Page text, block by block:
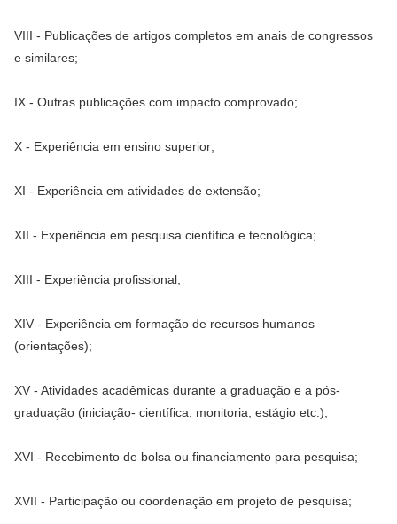
VIII - Publicações de artigos completos em anais de congressos
e similares;
IX - Outras publicações com impacto comprovado;
X - Experiência em ensino superior;
XI - Experiência em atividades de extensão;
XII - Experiência em pesquisa científica e tecnológica;
XIII - Experiência profissional;
XIV - Experiência em formação de recursos humanos
(orientações);
XV - Atividades acadêmicas durante a graduação e a pós-
graduação (iniciação- científica, monitoria, estágio etc.);
XVI - Recebimento de bolsa ou financiamento para pesquisa;
XVII - Participação ou coordenação em projeto de pesquisa;